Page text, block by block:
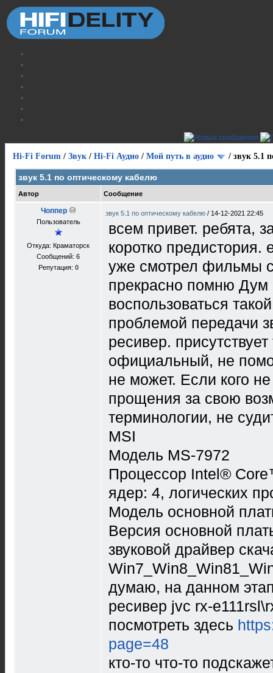
Hi-Fi Forum / Звук / Hi-Fi Аудио / Мой путь в аудио / звук 5.1
звук 5.1 по оптическому кабелю
Автор Сообщение
Чоппер
Пользователь
Откуда: Краматорск
Сообщений: 6
Репутация: 0
звук 5.1 по оптическому кабелю / 14-12-2021 22:45
всем привет. ребята,
коротко
уже смотрел фильмы
прекрасно помню Дум
воспользоваться
проблемой передачи
ресивер.
официальный, не
не может. Если кого
прощения за свою
терминологии, не
MSI
Модель MS-7972
Процессор Intel®
ядер: 4, логических
Модель основной
Версия основной
звуковой драйвер
думаю, на данном
ресивер jvc rx-
посмотреть здесь
page=48
кто-то что-то